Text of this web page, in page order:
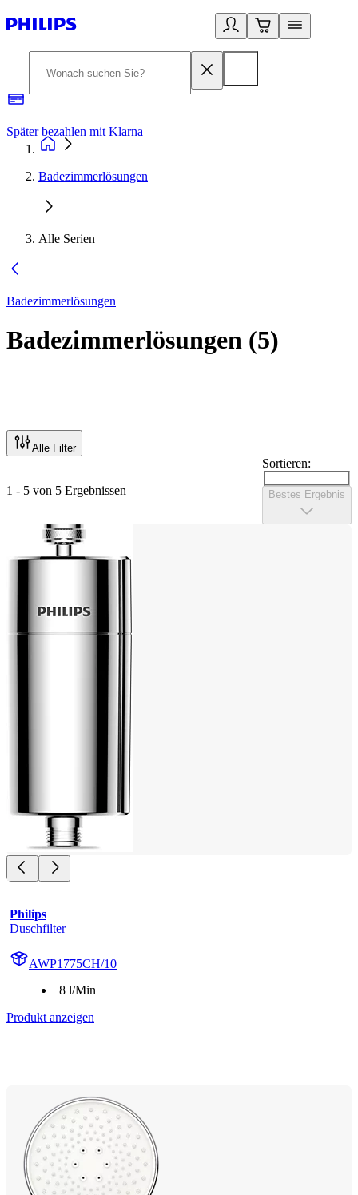
Später bezahlen mit Klarna
Badezimmerlösungen
Alle Serien
Badezimmerlösungen
Badezimmerlösungen (5)
Alle Filter
1 - 5 von 5 Ergebnissen
Sortieren:
Bestes Ergebnis
Philips
Duschfilter
AWP1775CH/10
8 l/Min
Produkt anzeigen